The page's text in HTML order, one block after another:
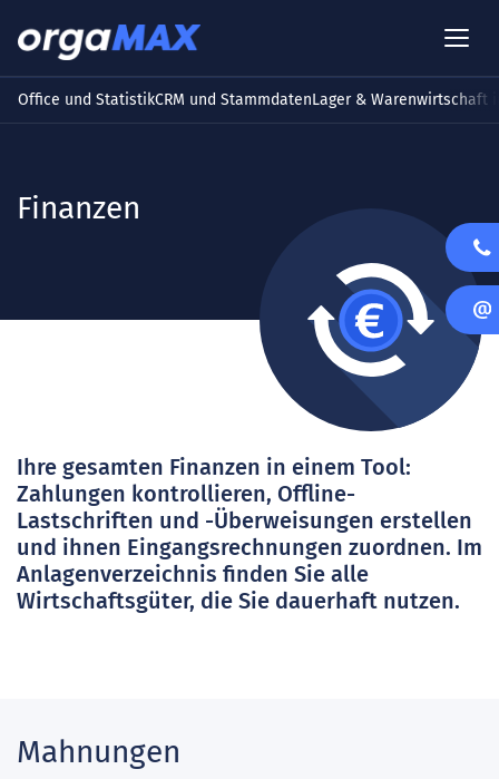
Office und StatistikCRM und StammdatenLager & Warenwirtschaft
Finanzen
Ihre gesamten Finanzen in einem Tool:
Zahlungen kontrollieren, Offline-
Lastschriften und -Überweisungen erstellen
und ihnen Eingangsrechnungen zuordnen. Im
Anlagenverzeichnis finden Sie alle
Wirtschaftsgüter, die Sie dauerhaft nutzen.
Mahnungen